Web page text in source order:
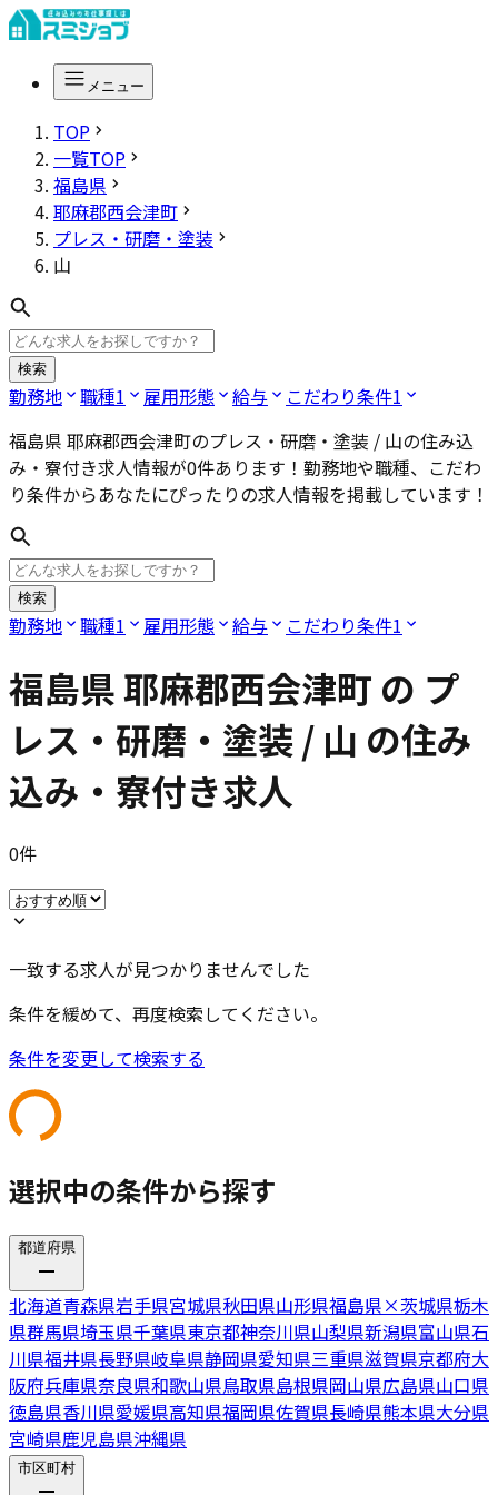
メニュー
TOP
一覧TOP
福島県
耶麻郡西会津町
プレス・研磨・塗装
山
検索
勤務地 職種1 雇用形態 給与 こだわり条件1
福島県 耶麻郡西会津町のプレス・研磨・塗装 / 山の住み込
み・寮付き求人情報が0件あります！勤務地や職種、こだわ
り条件からあなたにぴったりの求人情報を掲載しています！
検索
勤務地 職種1 雇用形態 給与 こだわり条件1
福島県 耶麻郡西会津町 の プ
レス・研磨・塗装 / 山 の住み
込み・寮付き求人
0件
一致する求人が見つかりませんでした
条件を緩めて、再度検索してください。
条件を変更して検索する
選択中の条件から探す
都道府県
北海道青森県岩手県宮城県秋田県山形県福島県×茨城県栃木
県群馬県埼玉県千葉県東京都神奈川県山梨県新潟県富山県石
川県福井県長野県岐阜県静岡県愛知県三重県滋賀県京都府大
阪府兵庫県奈良県和歌山県鳥取県島根県岡山県広島県山口県
徳島県香川県愛媛県高知県福岡県佐賀県長崎県熊本県大分県
宮崎県鹿児島県沖縄県
市区町村